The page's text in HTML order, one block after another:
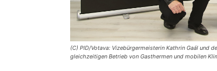
(C) PID/Votava: Vizebürgermeisterin Kathrin Gaál und
gleichzeitigen Betrieb von Gasthermen und mobilen